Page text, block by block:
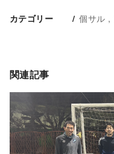
カテゴリー 個サル
関連記事